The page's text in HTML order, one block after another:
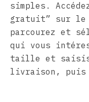
simples.
gratuit” sur le
parcourez et
qui vous
taille et
livraison, puis